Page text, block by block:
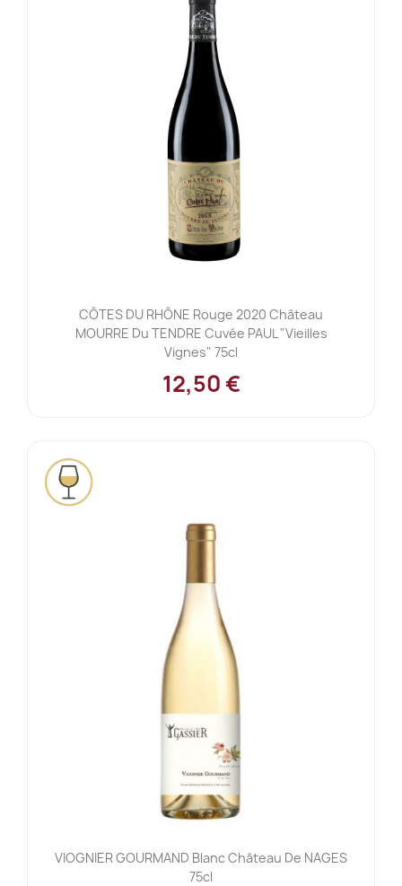
CÔTES DU RHÔNE Rouge 2020 Château
MOURRE Du TENDRE Cuvée PAUL "Vieilles
Vignes" 75cl
12,50 €
VIOGNIER GOURMAND Blanc Château De NAGES
75cl